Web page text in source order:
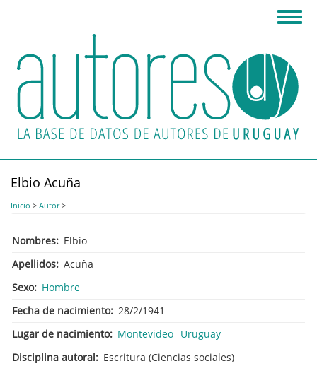
principal
Elbio Acuña
Inicio > Autor>
Nombres
Elbio
Apellidos Acuña
Sexo
Hombre
Fecha de nacimiento
28/2/1941
Lugar de nacimiento
Montevideo Uruguay
Disciplina autoral
Escritura (Ciencias sociales)